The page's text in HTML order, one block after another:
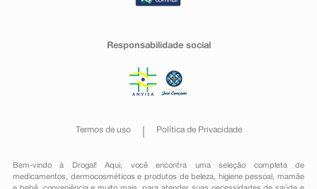
Responsabilidade social
Termos de uso Política de Privacidade
Bem-vindo à Drogal! Aqui, você encontra uma seleção completa de
medicamentos , dermocosméticos e produtos de beleza, higiene pessoal ,mamãe